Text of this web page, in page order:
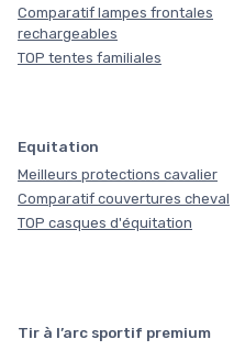
Comparatif lampes frontales
rechargeables
TOP tentes familiales
Equitation
Meilleurs protections cavalier
Comparatif couvertures cheval
TOP casques d'équitation
Tir à l’arc sportif premium